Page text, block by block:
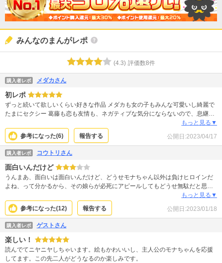
みんなのまんがレポ
(4.3) 評価数8件
購入者レポ メダカさん
初レポ
ずっと続いて欲しいくらい好きな作品 メダカも女の子もみんな可愛いし綺麗で
たまにセクシー 葛藤も恋も友情も、ネガティブな気分にならないので、息継ぎ
もっと見る▼
参考になった(6) 報告する 公開日:2023/04/17
購入者レポ コウトリさん
面白いんだけど
うんまあ、面白いは面白いんだけど、どうせモナちゃん以外は負けヒロインだ
よね、って分かるから、その娘らが必死にアピールしてもどうせ無駄だと思う
とね。いなければいいレースになるんだけど、モナちゃんが主役の話だし、い
ないと作品に花がないから厳しいかなぁ。
もっと見る▼
参考になった(12) 報告する 公開日:2023/01/18
購入者レポ ゲストさん
楽しい！
読んでてニヤニヤしちゃいます。絵もかわいいし、主人公のモナちゃんを応援
してます。この先二人がどうなるのか楽しみです。